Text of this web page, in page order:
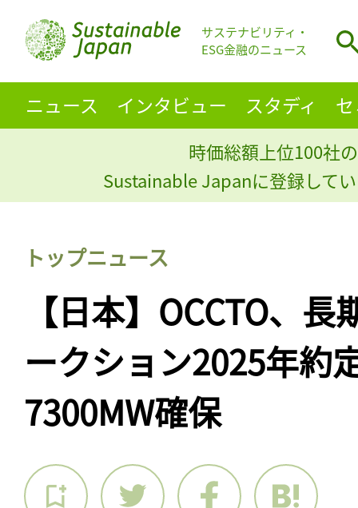
サステナビリティ・
ESG金融のニュース
ニュース インタビュー スタディ
時価総額上位100社
Sustainable Japanに登録して
トップニュース
【日本】OCCTO、
ークション2025年約
7300MW確保